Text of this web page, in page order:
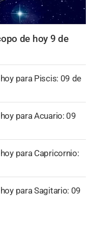
de hoy 9 de
para Piscis: 09 de
para Acuario: 09
para Capricornio:
para Sagitario: 09